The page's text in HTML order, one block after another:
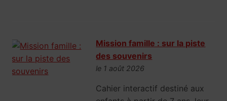
Mission famille : sur la piste
des souvenirs
le 1 août 2026
Cahier interactif destiné aux